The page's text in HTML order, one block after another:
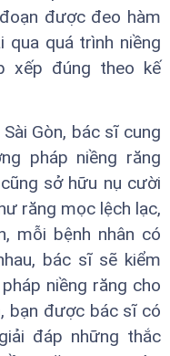
được đeo hàm
qua quá trình niềng
xếp đúng theo kế
Gòn, bác sĩ cung
pháp niềng răng
sở hữu nụ cười
răng mọc lệch lạc,
mỗi bệnh nhân có
bác sĩ sẽ kiểm
niềng răng cho
bạn được bác sĩ có
đáp những thắc